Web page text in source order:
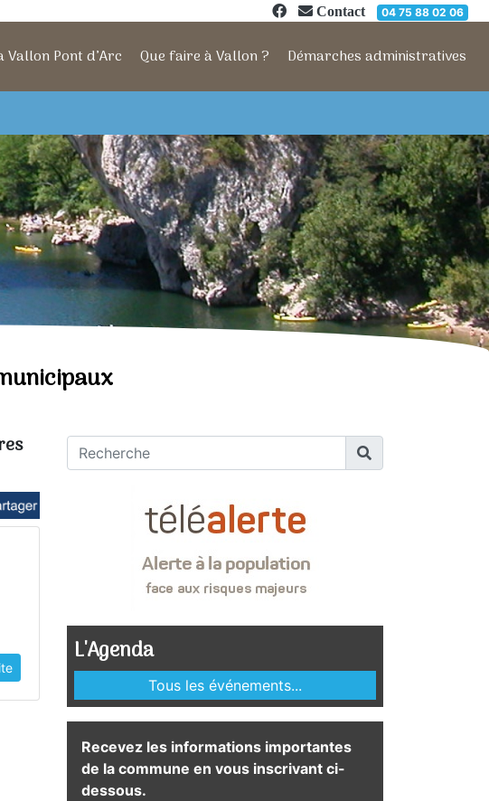
Contact 04 75 88 02 06
Vallon Pont d’Arc Que faire à Vallon ? Démarches administratives
L'Agenda
Tous les événements...
Recevez les informations importantes
de la commune en vous inscrivant ci-
dessous.